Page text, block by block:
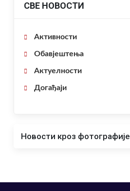
СВЕ НОВОСТИ
Активности
Обавјештења
Актуелности
Догађаји
Новости кроз фотографије